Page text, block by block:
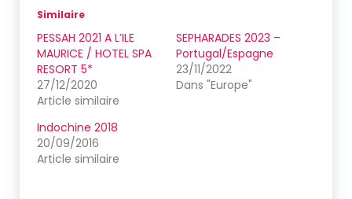
Similaire
PESSAH 2021 A L’ILE
MAURICE / HOTEL SPA
RESORT 5*
27/12/2020
Article similaire
SEPHARADES 2023 –
Portugal/Espagne
23/11/2022
Dans "Europe"
Indochine 2018
20/09/2016
Article similaire